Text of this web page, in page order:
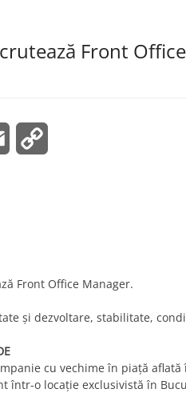
Front
Email
Front Office Manager.
şi dezvoltare, stabilitate,
cu vechime în piaţă
într-o locaţie exclusivistă în